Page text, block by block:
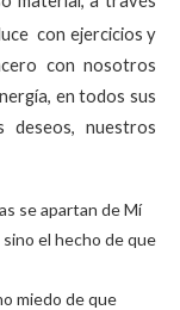
con ejercicios y
con nosotros
en todos sus
nuestros
se apartan de Mí
el hecho de que
miedo de que